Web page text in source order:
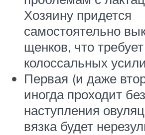
Хозяину придется
самостоятельно
щенков, что требует
колоссальных
Первая (и даже
иногда проходит без
наступления
вязка будет